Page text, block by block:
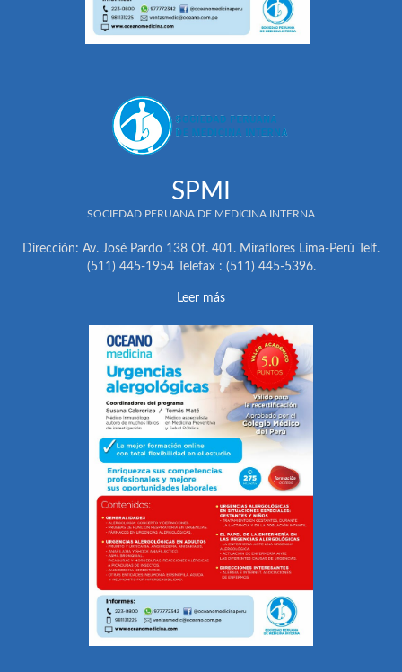
SPMI
SOCIEDAD PERUANA DE MEDICINA INTERNA
Dirección: Av. José Pardo 138 Of. 401. Miraflores Lima-Perú Telf.
(511) 445-1954 Telefax : (511) 445-5396.
Leer más